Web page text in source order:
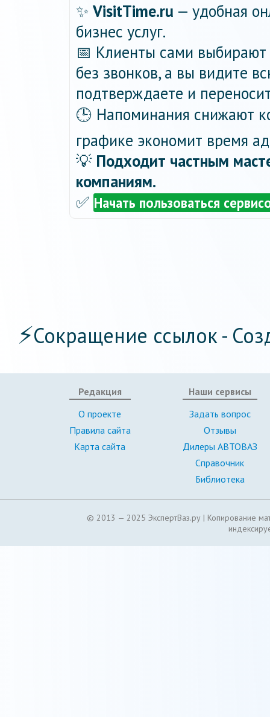
✨ VisitTime.ru — удобная
бизнес услуг.
📅 Клиенты сами
без звонков, а вы видите
подтверждаете и
🕒 Напоминания снижают
графике экономит время
💡 Подходит частным
компаниям.
✅ Начать пользоваться
⚡Сокращение ссылок -
Редакция
О проекте
Правила сайта
Карта сайта
Наши сервисы
Задать вопрос
Отзывы
Дилеры АВТОВАЗ
Справочник
Библиотека
© 2013 — 2025 ЭкспертВаз.ру | Копирование